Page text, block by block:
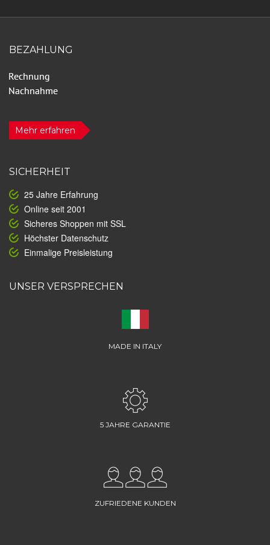
BEZAHLUNG
Mehr erfahren
SICHERHEIT
25 Jahre Erfahrung
Online seit 2001
Sicheres Shoppen mit SSL
Höchster Datenschutz
Einmalige Preisleistung
UNSER VERSPRECHEN
MADE IN ITALY
5 JAHRE GARANTIE
ZUFRIEDENE KUNDEN